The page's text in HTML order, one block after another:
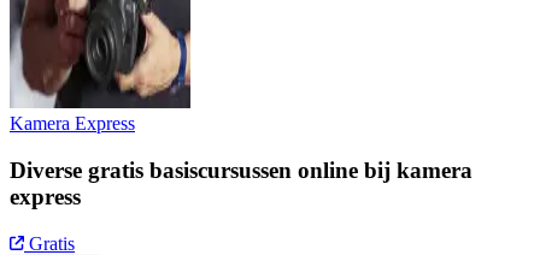
Kamera Express
Diverse gratis basiscursussen online bij kamera
express
Gratis